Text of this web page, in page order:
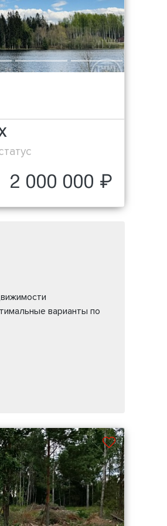
2 000 000 ₽
варианты по